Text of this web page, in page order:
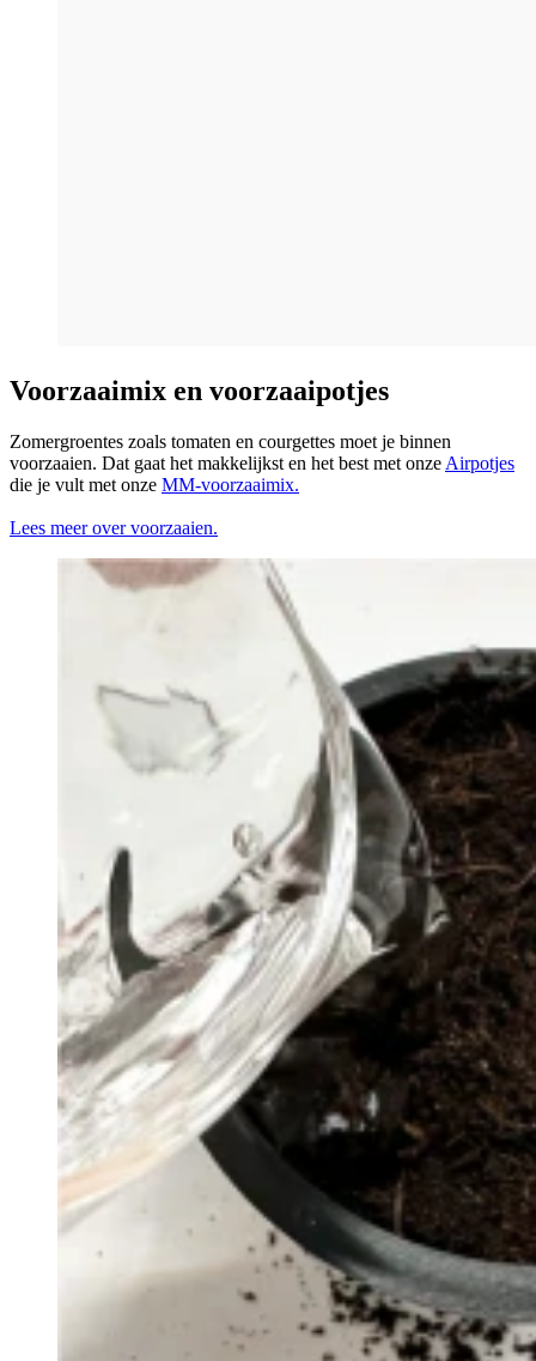
Voorzaaimix en voorzaaipotjes
Zomergroentes zoals tomaten en courgettes moet je binnen
voorzaaien. Dat gaat het makkelijkst en het best met onze Airpotjes
die je vult met onze MM-voorzaaimix.
Lees meer over voorzaaien.